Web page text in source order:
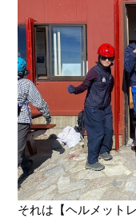
それは【ヘルメット